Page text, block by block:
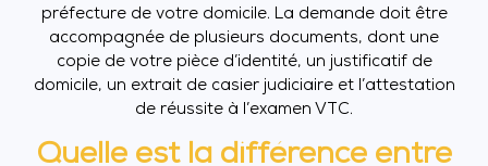
préfecture de votre domicile. La demande doit être
accompagnée de plusieurs documents, dont une
copie de votre pièce d’identité, un justificatif de
domicile, un extrait de casier judiciaire et l’attestation
de réussite à l’examen VTC.
Quelle est la différence entre